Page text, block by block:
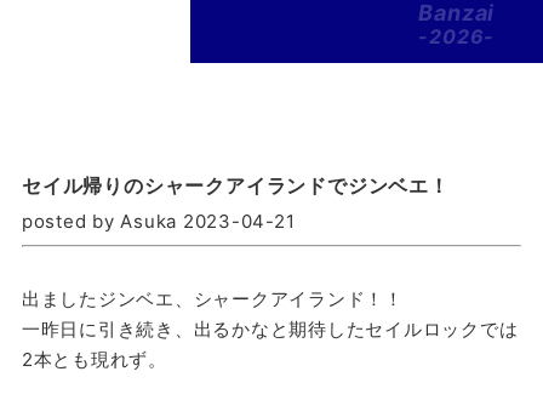
Banzai
-2026-
セイル帰りのシャークアイランドでジンベエ！
posted by Asuka 2023-04-21
出ましたジンベエ、シャークアイランド！！
一昨日に引き続き、出るかなと期待したセイルロックでは
2本とも現れず。